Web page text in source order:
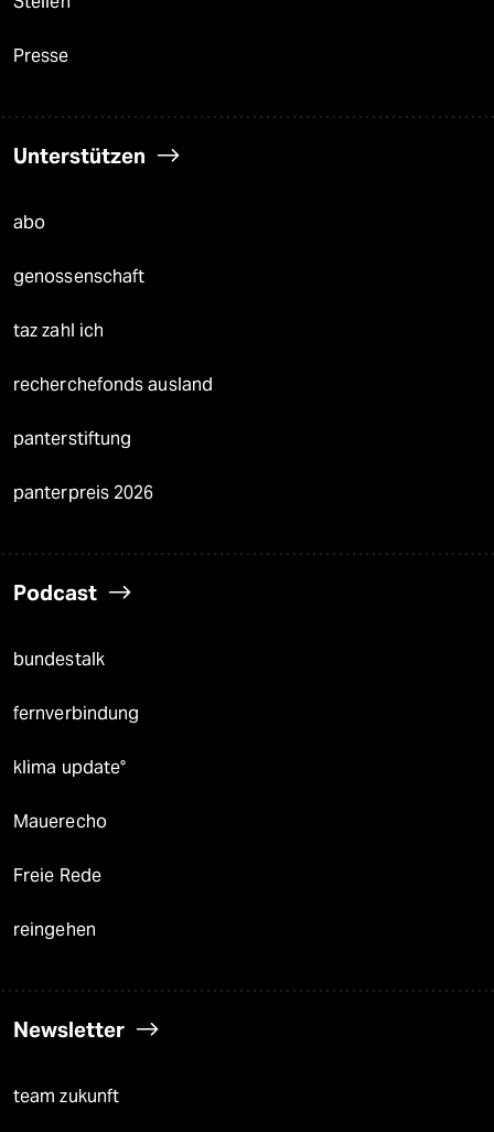
Presse
Unterstützen
abo
genossenschaft
taz zahl ich
recherchefonds ausland
panterstiftung
panterpreis 2026
Podcast
bundestalk
fernverbindung
klima update°
Mauerecho
Freie Rede
reingehen
Newsletter
team zukunft